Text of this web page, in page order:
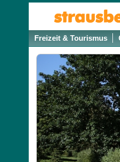
Freizeit & Tourismus